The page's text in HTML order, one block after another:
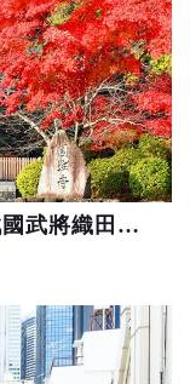
14萬日圓包場寺院一晚！體驗戰國武將織田信長出人頭地的世界